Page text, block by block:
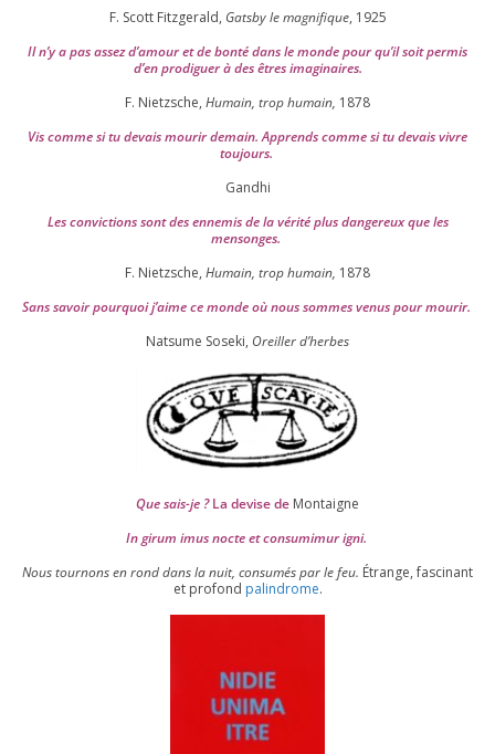
F. Scott Fitzgerald, Gatsby le magni­fique, 1925
Il n’y a pas assez d’a­mour et de bon­té dans le monde pour qu’il soit per­mis
d’en pro­di­guer à des êtres imaginaires.
F. Nietzsche, Humain, trop humain, 1878
Vis comme si tu devais mou­rir demain. Apprends comme si tu devais vivre
toujours.
Gandhi
Les convic­tions sont des enne­mis de la véri­té plus dan­ge­reux que les
mensonges.
F. Nietzsche, Humain, trop humain, 1878
Sans savoir pour­quoi j’aime ce monde où nous sommes venus pour mourir.
Natsume Soseki, Oreiller d’herbes
Que sais-je ?La devise de Montaigne
In girum imus nocte et consu­mi­mur igni.
Nous tour­nons en rond dans la nuit, consu­més par le feu. Étrange, fas­ci­nant
et pro­fond palin­drome.